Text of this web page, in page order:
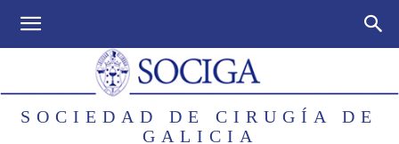
SOCIEDAD DE CIRUGÍA DE
GALICIA